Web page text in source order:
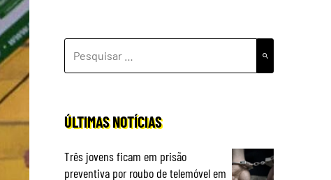
POR:
ÚLTIMAS NOTÍCIAS
Três jovens ficam em prisão
preventiva por roubo de telemóvel em